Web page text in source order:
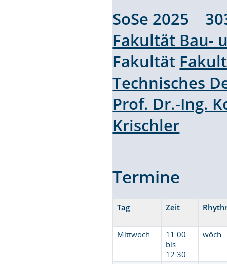
SoSe 2025
Fakultät Bau-
Fakultät
Technisches
Prof. Dr.-Ing.
Krischler
Termine
Tag Zeit
Mittwoch
11:00
bis
12:30
wöch.